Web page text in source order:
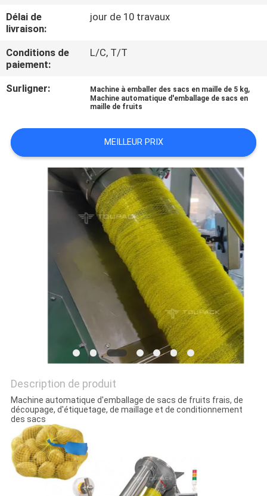
QUALITÉ
CONTACTEZ-
NOUS
NOUVELLES
CAS
DEMANDEZ
UN DEVIS
POLITIQUE
CONFIDENTIALITÉ
Délai de
livraison:
jour de 10 travaux
Conditions de
paiement:
L/C, T/T
Surligner: Machine à emballer des sacs en maille de 5 kg,
Machine automatique d'emballage de sacs en
maille de fruits
MEILLEUR PRIX
Description de produit
Machine automatique d'emballage de sacs de fruits frais, de
découpage, d'étiquetage, de maillage et de conditionnement
des sacs